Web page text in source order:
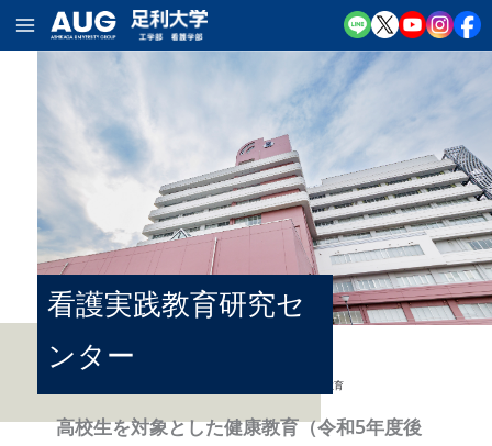
内
容
看護実践教育研究セ
ンター
高校生を対象とした健康教育
高校生を対象とした健康教育（令和5年度後